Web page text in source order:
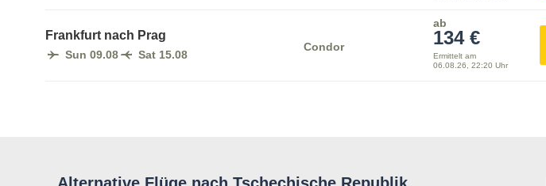
Frankfurt nach Prag
Sun 09.08 Sat 15.08
Condor
ab
134 €
Ermittelt am
06.08.26, 22:20 Uhr
Alternative Flüge nach Tschechische Republik